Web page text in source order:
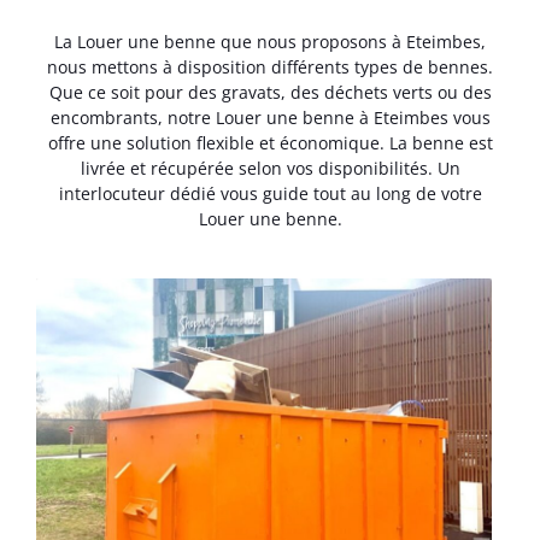
La Louer une benne que nous proposons à Eteimbes,
nous mettons à disposition différents types de bennes.
Que ce soit pour des gravats, des déchets verts ou des
encombrants, notre Louer une benne à Eteimbes vous
offre une solution flexible et économique. La benne est
livrée et récupérée selon vos disponibilités. Un
interlocuteur dédié vous guide tout au long de votre
Louer une benne.